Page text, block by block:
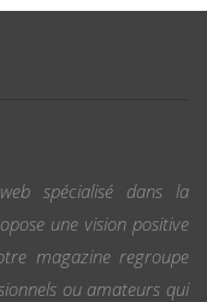
spécialisé dans la
une vision positive
magazine regroupe
ou amateurs qui